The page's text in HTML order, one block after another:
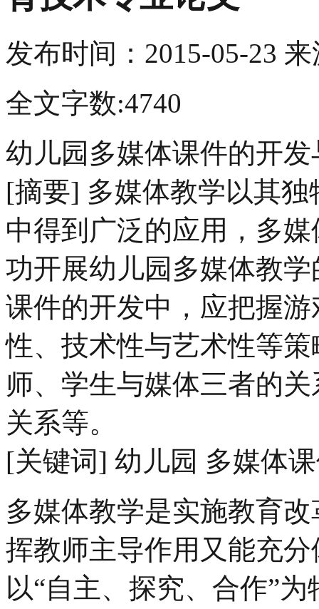
发布时间： 2015-05-23 来
全文字数:4740
幼儿园多媒体课件的开
[摘要] 多媒体教学以其
中得到广泛的应用，多
功开展幼儿园多媒体教
课件的开发中，应把握
性、技术性与艺术性等
师、学生与媒体三者的
关系等。
[关键词] 幼儿园 多媒体
多媒体教学是实施教育
挥教师主导作用又能充
以“自主、探究、合作”